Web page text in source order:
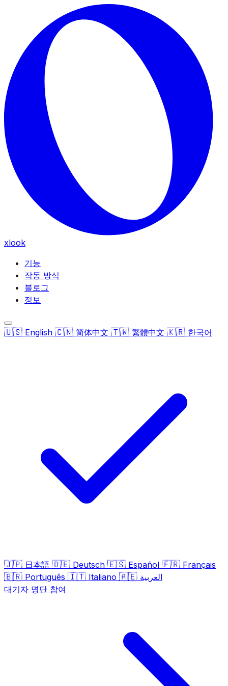
Skip to main content
xlook
기능
작동 방식
블로그
정보
🇺🇸 English 🇨🇳 简体中文 🇹🇼 繁體中文 🇰🇷 한국어
🇯🇵 日本語 🇩🇪 Deutsch 🇪🇸 Español 🇫🇷 Français
🇧🇷 Português 🇮🇹 Italiano 🇦🇪 العربية
대기자 명단 참여